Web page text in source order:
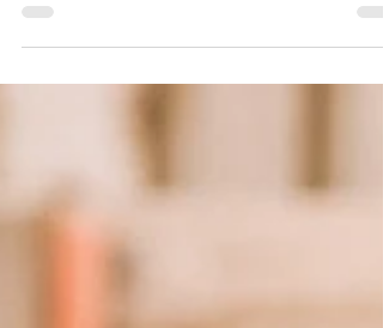
kinders hier op aarde moet...